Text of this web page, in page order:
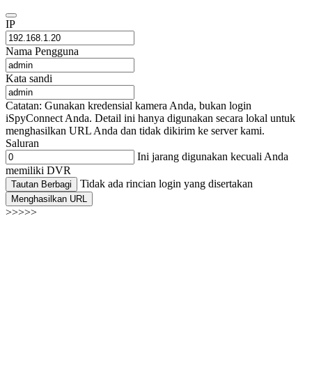
IP
Nama Pengguna
Kata sandi
Catatan: Gunakan kredensial kamera Anda, bukan login
iSpyConnect Anda. Detail ini hanya digunakan secara lokal untuk
menghasilkan URL Anda dan tidak dikirim ke server kami.
Saluran
Ini jarang digunakan kecuali Anda
memiliki DVR
Tautan Berbagi Tidak ada rincian login yang disertakan
Menghasilkan URL
>>>>>